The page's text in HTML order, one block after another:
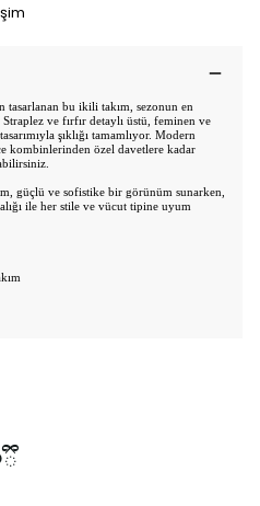
bu ikili takım, sezonun en
ve fırfır detaylı üstü, feminen ve
şıklığı tamamlıyor. Modern
kombinlerinden özel davetlere kadar
güçlü ve sofistike bir görünüm sunarken,
ile her stile ve vücut tipine uyum